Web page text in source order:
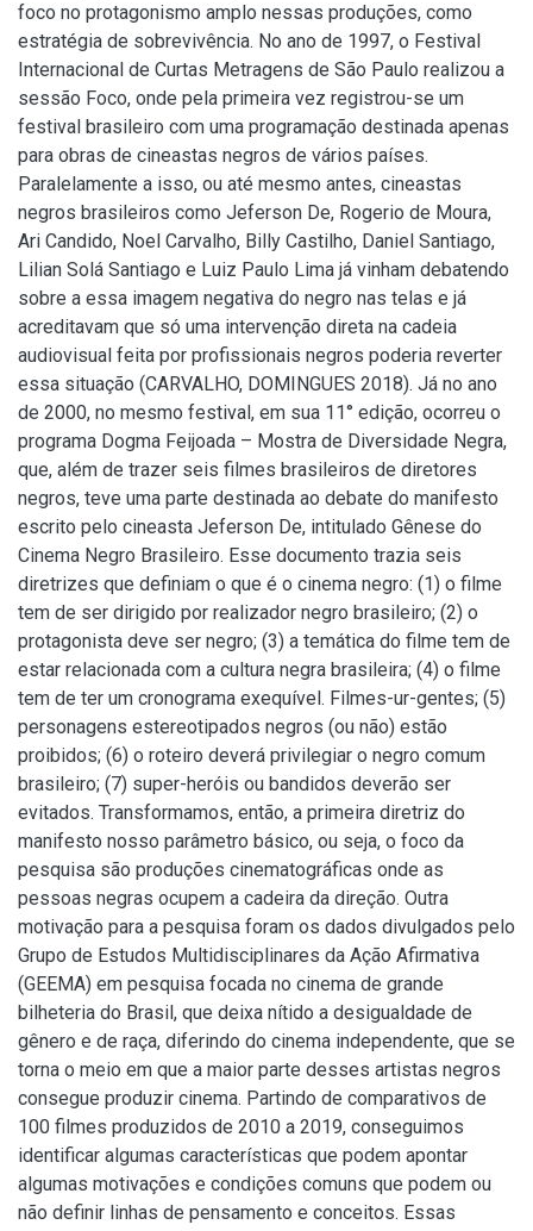
foco no protagonismo amplo nessas produções, como
estratégia de sobrevivência. No ano de 1997, o Festival
Internacional de Curtas Metragens de São Paulo realizou a
sessão Foco, onde pela primeira vez registrou-se um
festival brasileiro com uma programação destinada apenas
para obras de cineastas negros de vários países.
Paralelamente a isso, ou até mesmo antes, cineastas
negros brasileiros como Jeferson De, Rogerio de Moura,
Ari Candido, Noel Carvalho, Billy Castilho, Daniel Santiago,
Lilian Solá Santiago e Luiz Paulo Lima já vinham debatendo
sobre a essa imagem negativa do negro nas telas e já
acreditavam que só uma intervenção direta na cadeia
audiovisual feita por profissionais negros poderia reverter
essa situação (CARVALHO, DOMINGUES 2018). Já no ano
de 2000, no mesmo festival, em sua 11° edição, ocorreu o
programa Dogma Feijoada – Mostra de Diversidade Negra,
que, além de trazer seis filmes brasileiros de diretores
negros, teve uma parte destinada ao debate do manifesto
escrito pelo cineasta Jeferson De, intitulado Gênese do
Cinema Negro Brasileiro. Esse documento trazia seis
diretrizes que definiam o que é o cinema negro: (1) o filme
tem de ser dirigido por realizador negro brasileiro; (2) o
protagonista deve ser negro; (3) a temática do filme tem de
estar relacionada com a cultura negra brasileira; (4) o filme
tem de ter um cronograma exequível. Filmes-ur-gentes; (5)
personagens estereotipados negros (ou não) estão
proibidos; (6) o roteiro deverá privilegiar o negro comum
brasileiro; (7) super-heróis ou bandidos deverão ser
evitados. Transformamos, então, a primeira diretriz do
manifesto nosso parâmetro básico, ou seja, o foco da
pesquisa são produções cinematográficas onde as
pessoas negras ocupem a cadeira da direção. Outra
motivação para a pesquisa foram os dados divulgados pelo
Grupo de Estudos Multidisciplinares da Ação Afirmativa
(GEEMA) em pesquisa focada no cinema de grande
bilheteria do Brasil, que deixa nítido a desigualdade de
gênero e de raça, diferindo do cinema independente, que se
torna o meio em que a maior parte desses artistas negros
consegue produzir cinema. Partindo de comparativos de
100 filmes produzidos de 2010 a 2019, conseguimos
identificar algumas características que podem apontar
algumas motivações e condições comuns que podem ou
não definir linhas de pensamento e conceitos. Essas